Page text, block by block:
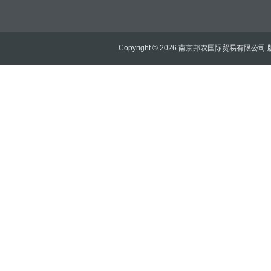
Copyright © 2026 南京邦农国际贸易有限公司